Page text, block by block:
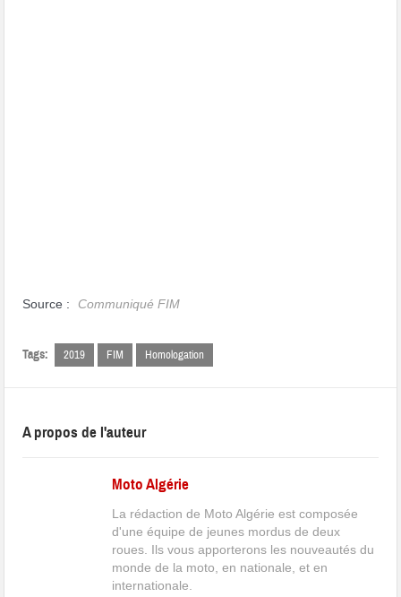
Source : Communiqué FIM
Tags: 2019 FIM Homologation
A propos de l'auteur
Moto Algérie
La rédaction de Moto Algérie est composée
d'une équipe de jeunes mordus de deux
roues. Ils vous apporterons les nouveautés du
monde de la moto, en nationale, et en
internationale.